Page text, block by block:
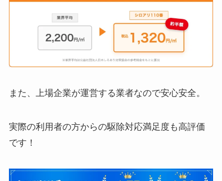
また、上場企業が運営する業者なので安心安全。
実際の利用者の方からの駆除対応満足度も高評価
です！